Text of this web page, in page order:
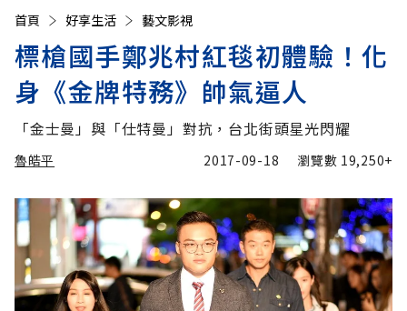
首頁 好享生活 藝文影視
標槍國手鄭兆村紅毯初體驗！化
身《金牌特務》帥氣逼人
「金士曼」與「仕特曼」對抗，台北街頭星光閃耀
魯皓平 2017-09-18 瀏覽數 19,250+